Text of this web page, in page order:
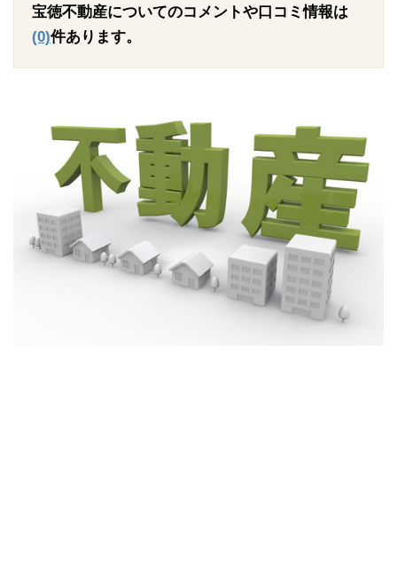
宝徳不動産についてのコメントや口コミ情報は
(0)件あります。